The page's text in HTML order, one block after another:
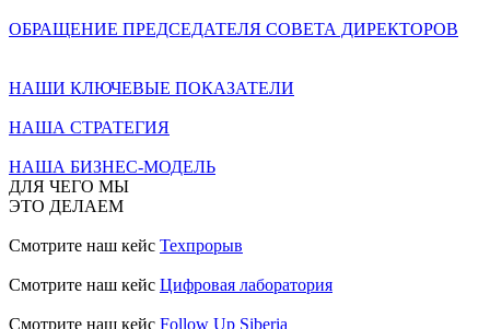
ОБРАЩЕНИЕ ПРЕДСЕДАТЕЛЯ СОВЕТА ДИРЕКТОРОВ
НАШИ КЛЮЧЕВЫЕ ПОКАЗАТЕЛИ
НАША СТРАТЕГИЯ
НАША БИЗНЕС-МОДЕЛЬ
ДЛЯ ЧЕГО МЫ
ЭТО ДЕЛАЕМ
Смотрите наш кейс Техпрорыв
Смотрите наш кейс Цифровая лаборатория
Смотрите наш кейс Follow Up Siberia